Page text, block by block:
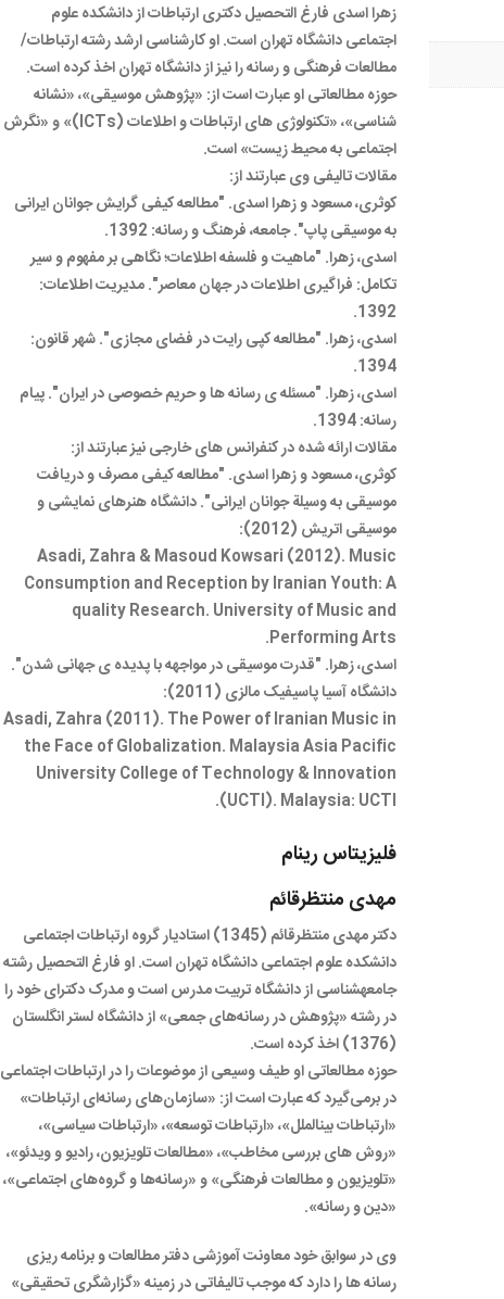
زهرا اسدی فارغ التحصیل دکتری ارتباطات از دانشکده علوم
اجتماعی دانشگاه تهران است. او کارشناسی ارشد رشته ارتباطات/
مطالعات فرهنگی و رسانه را نیز از دانشگاه تهران اخذ کرده است.
حوزه مطالعاتی او عبارت است از: «پژوهش موسیقی»، «نشانه
شناسی»، «تکنولوژی های ارتباطات و اطلاعات (ICTs)» و «نگرش
اجتماعی به محیط زیست» است.
مقالات تالیفی وی عبارتند از:
کوثری، مسعود و زهرا اسدی. "مطالعه کیفی گرایش جوانان ایرانی
به موسیقی پاپ". جامعه، فرهنگ و رسانه: 1392.
اسدی، زهرا. "ماهیت و فلسفه اطلاعات؛ نگاهی بر مفهوم و سیر
تکامل: فراگیری اطلاعات در جهان معاصر". مدیریت اطلاعات:
1392.
اسدی، زهرا. "مطالعه کپی رایت در فضای مجازی". شهر قانون:
1394.
اسدی، زهرا. "مسئله ی رسانه ها و حریم خصوصی در ایران". پیام
رسانه: 1394.
مقالات ارائه شده در کنفرانس های خارجی نیز عبارتند از:
کوثری، مسعود و زهرا اسدی. "مطالعه کیفی مصرف و دریافت
موسیقی به وسیلة جوانان ایرانی". دانشگاه هنرهای نمایشی و
موسیقی اتریش (2012):
Asadi, Zahra & Masoud Kowsari (2012). Music
Consumption and Reception by Iranian Youth: A
quality Research. University of Music and
Performing Arts.
اسدی، زهرا. "قدرت موسیقی در مواجهه با پدیده ی جهانی شدن".
دانشگاه آسیا پاسیفیک مالزی (2011):
Asadi, Zahra (2011). The Power of Iranian Music in
the Face of Globalization. Malaysia Asia Pacific
University College of Technology & Innovation
(UCTI). Malaysia: UCTI.
فلیزیتاس رینام
مهدی منتظرقائم
دکتر مهدی منتظرقائم (1345) استادیار گروه ارتباطات اجتماعی
دانشکده علوم اجتماعی دانشگاه تهران است. او فارغ التحصیل رشته
جامعه­شناسی از دانشگاه تربیت مدرس است و مدرک دکترای خود را
در رشته «پژوهش در رسانه‌های جمعی» از دانشگاه لستر انگلستان
(1376) اخذ کرده است.
حوزه مطالعاتی او طیف وسیعی از موضوعات را در ارتباطات اجتماعی
در برمی‌گیرد که عبارت است از: «سازمان‌های رسانه‌ای ارتباطات»
«ارتباطات بین­الملل»، «ارتباطات توسعه»، «ارتباطات سیاسی»،
«روش های بررسی مخاطب»، «مطالعات تلویزیون، رادیو و ویدئو»،
«تلویزیون و مطالعات فرهنگی» و «رسانه‌ها و گروه‌های اجتماعی»،
«دین و رسانه».
وی در سوابق خود معاونت آموزشی دفتر مطالعات و برنامه ریزی
رسانه ها را دارد که موجب تالیفاتی در زمینه «گزارشگری تحقیقی»